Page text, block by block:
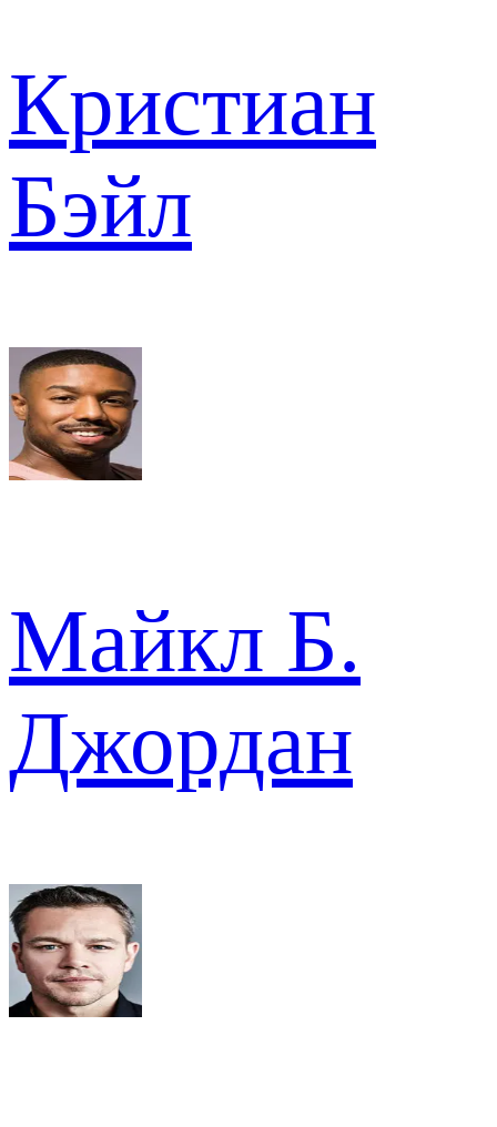
Кристиан
Бэйл
Майкл Б.
Джордан